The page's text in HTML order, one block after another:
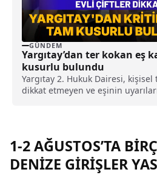
GÜNDEM
Yargıtay’dan ter kokan eş
kusurlu bulundu
Yargıtay 2. Hukuk Dairesi,
dikkat etmeyen ve eşinin
lira tazminat ödemesine karar
1-2 AĞUSTOS’TA
DENİZE GİRİŞLER